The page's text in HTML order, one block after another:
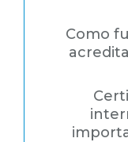
Como